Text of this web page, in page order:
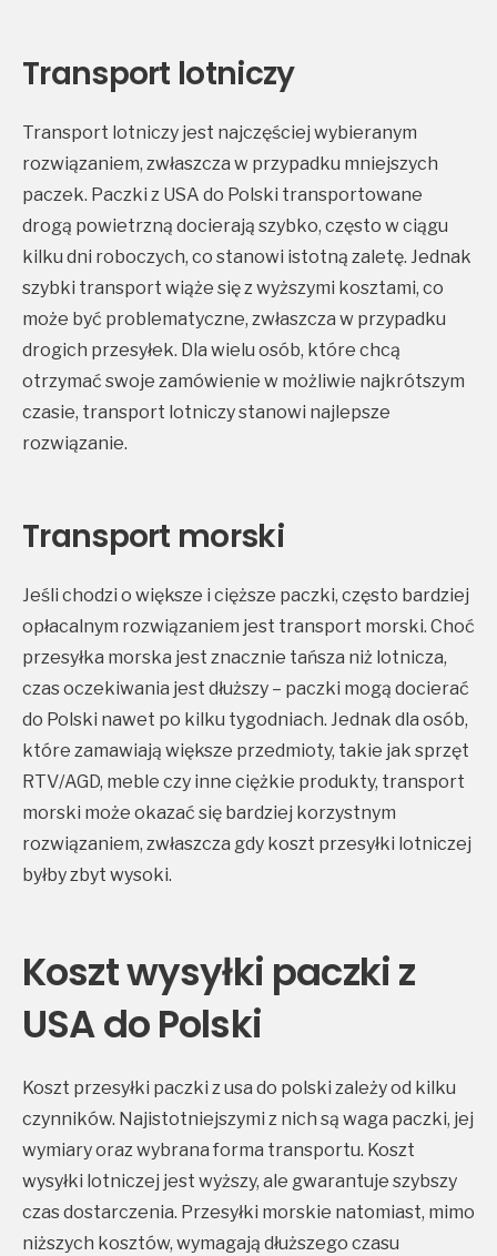
Transport lotniczy
Transport lotniczy jest najczęściej wybieranym
rozwiązaniem, zwłaszcza w przypadku mniejszych
paczek. Paczki z USA do Polski transportowane
drogą powietrzną docierają szybko, często w ciągu
kilku dni roboczych, co stanowi istotną zaletę. Jednak
szybki transport wiąże się z wyższymi kosztami, co
może być problematyczne, zwłaszcza w przypadku
drogich przesyłek. Dla wielu osób, które chcą
otrzymać swoje zamówienie w możliwie najkrótszym
czasie, transport lotniczy stanowi najlepsze
rozwiązanie.
Transport morski
Jeśli chodzi o większe i cięższe paczki, często bardziej
opłacalnym rozwiązaniem jest transport morski. Choć
przesyłka morska jest znacznie tańsza niż lotnicza,
czas oczekiwania jest dłuższy – paczki mogą docierać
do Polski nawet po kilku tygodniach. Jednak dla osób,
które zamawiają większe przedmioty, takie jak sprzęt
RTV/AGD, meble czy inne ciężkie produkty, transport
morski może okazać się bardziej korzystnym
rozwiązaniem, zwłaszcza gdy koszt przesyłki lotniczej
byłby zbyt wysoki.
Koszt wysyłki paczki z
USA do Polski
Koszt przesyłki paczki z usa do polski zależy od kilku
czynników. Najistotniejszymi z nich są waga paczki, jej
wymiary oraz wybrana forma transportu. Koszt
wysyłki lotniczej jest wyższy, ale gwarantuje szybszy
czas dostarczenia. Przesyłki morskie natomiast, mimo
niższych kosztów, wymagają dłuższego czasu